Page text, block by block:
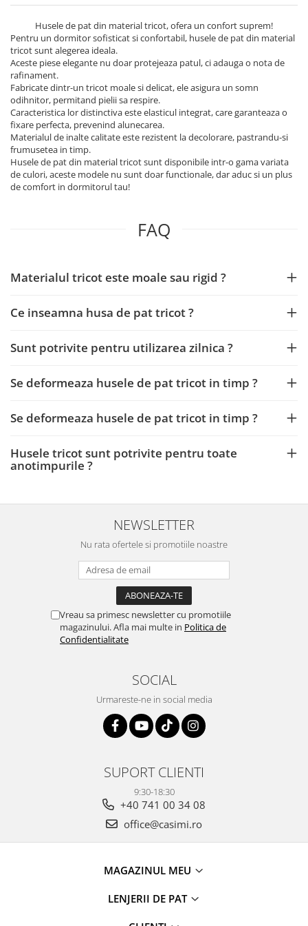
Husele de pat din material tricot, ofera un confort suprem!
Pentru un dormitor sofisticat si confortabil, husele de pat din material
tricot sunt alegerea ideala.
Aceste piese elegante nu doar protejeaza patul, ci adauga o nota de
rafinament.
Fabricate dintr-un tricot moale si delicat, ele asigura un somn
odihnitor, permitand pielii sa respire.
Caracteristica lor distinctiva este elasticul integrat, care garanteaza o
fixare perfecta, prevenind alunecarea.
Materialul de inalte calitate este rezistent la decolorare, pastrandu-si
frumusetea in timp.
Husele de pat din material tricot sunt disponibile intr-o gama variata
de culori, aceste modele nu sunt doar functionale, dar aduc si un plus
de comfort in dormitorul tau!
FAQ
Materialul tricot este moale sau rigid ?
Ce inseamna husa de pat tricot ?
Sunt potrivite pentru utilizarea zilnica ?
Se deformeaza husele de pat tricot in timp ?
Se deformeaza husele de pat tricot in timp ?
Husele tricot sunt potrivite pentru toate
anotimpurile ?
NEWSLETTER
Nu rata ofertele si promotiile noastre
Vreau sa primesc newsletter cu promotiile
magazinului. Afla mai multe in Politica de
Confidentialitate
SOCIAL
Urmareste-ne in social media
SUPORT CLIENTI
9:30-18:30
+40 741 00 34 08
office@casimi.ro
MAGAZINUL MEU
LENJERII DE PAT